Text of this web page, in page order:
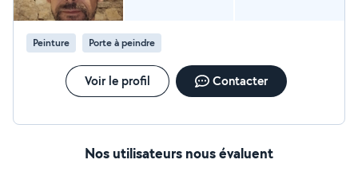
Peinture Porte à peindre
Voir le profil Contacter
Nos utilisateurs nous évaluent